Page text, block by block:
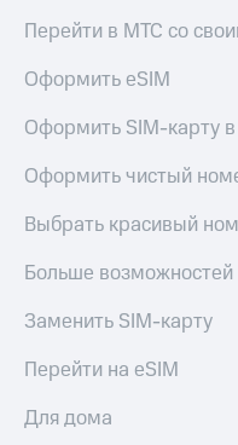
Уведомление
погашении
облигаций
Регистратор
Реквизиты
Контакты
развитие
деловая этика
На главную
Перейти в МТС со
Оформить eSIM
Оформить SIM-карту
Оформить чистый
Выбрать красивый
Больше
Заменить SIM-карту
Перейти на eSIM
Для дома